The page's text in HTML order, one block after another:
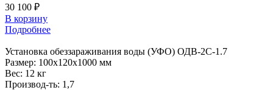
30 100 ₽
В корзину
Подробнее
Установка обеззараживания воды (УФО) ОДВ-2С-1.7
Размер: 100x120x1000 мм
Вес: 12 кг
Производ-ть: 1,7